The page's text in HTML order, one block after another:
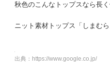
秋色のこんなトップスなら長
ニット素材トップス「しまむら
出典： https://www.google.co.jp/